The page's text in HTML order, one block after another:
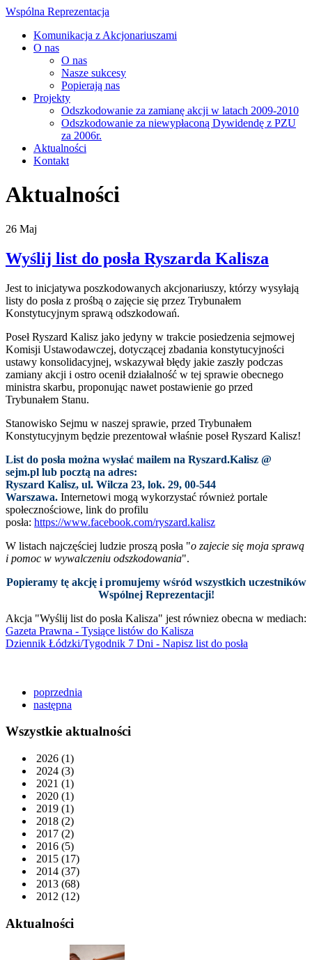
Wspólna Reprezentacja
Komunikacja z Akcjonariuszami
O nas
O nas
Nasze sukcesy
Popierają nas
Projekty
Odszkodowanie za zamianę akcji w latach 2009-2010
Odszkodowanie za niewypłaconą Dywidendę z PZU
za 2006r.
Aktualności
Kontakt
Aktualności
26 Maj
Wyślij list do posła Ryszarda Kalisza
Jest to inicjatywa poszkodowanych akcjonariuszy, którzy wysyłają
listy do posła z prośbą o zajęcie się przez Trybunałem
Konstytucyjnym sprawą odszkodowań.
Poseł Ryszard Kalisz jako jedyny w trakcie posiedzenia sejmowej
Komisji Ustawodawczej, dotyczącej zbadania konstytucyjności
ustawy konsolidacyjnej, wskazywał błędy jakie zaszły podczas
zamiany akcji i ostro ocenił działalność w tej sprawie obecnego
ministra skarbu, proponując nawet postawienie go przed
Trybunałem Stanu.
Stanowisko Sejmu w naszej sprawie, przed Trybunałem
Konstytucyjnym będzie prezentował właśnie poseł Ryszard Kalisz!
List do posła można wysłać mailem na Ryszard.Kalisz @
sejm.pl lub pocztą na adres:
Ryszard Kalisz, ul. Wilcza 23, lok. 29, 00-544
Warszawa. Internetowi mogą wykorzystać również portale
społecznościowe, link do profilu
posła: https://www.facebook.com/ryszard.kalisz
W listach najczęściej ludzie proszą posła "o zajecie się moja sprawą
i pomoc w wywalczeniu odszkodowania".
Popieramy tę akcję i promujemy wśród wszystkich uczestników
Wspólnej Reprezentacji!
Akcja "Wyślij list do posła Kalisza" jest równiez obecna w mediach:
Gazeta Prawna - Tysiące listów do Kalisza
Dziennik Łódzki/Tygodnik 7 Dni - Napisz list do posła
poprzednia
następna
Wszystkie aktualności
2026 (1)
2024 (3)
2021 (1)
2020 (1)
2019 (1)
2018 (2)
2017 (2)
2016 (5)
2015 (17)
2014 (37)
2013 (68)
2012 (12)
Aktualności